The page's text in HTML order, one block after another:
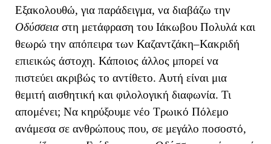
Εξακολουθώ, για παράδειγμα, να διαβάζω την
Οδύσσειαστη μετάφραση του Ιάκωβου Πολυλά και
θεωρώ την απόπειρα των Καζαντζάκη–Κακριδή
επιεικώς άστοχη. Κάποιος άλλος μπορεί να
πιστεύει ακριβώς το αντίθετο. Αυτή είναι μια
θεμιτή αισθητική και φιλολογική διαφωνία. Τι
απομένει; Να κηρύξουμε νέο Τρωικό Πόλεμο
ανάμεσα σε ανθρώπους που, σε μεγάλο ποσοστό,